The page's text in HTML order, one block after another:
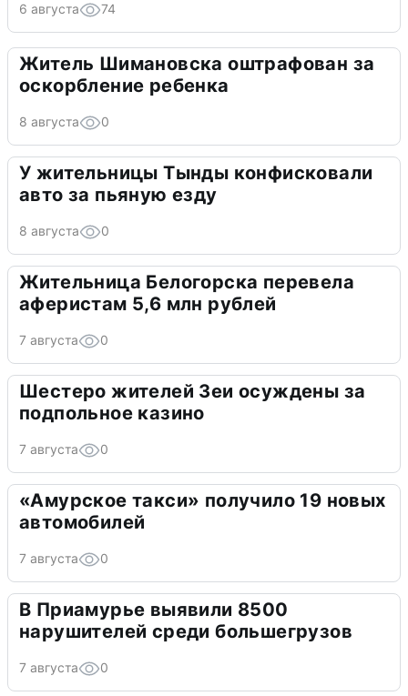
6 августа 74
Житель Шимановска оштрафован за
оскорбление ребенка
8 августа 0
У жительницы Тынды конфисковали
авто за пьяную езду
8 августа 0
Жительница Белогорска перевела
аферистам 5,6 млн рублей
7 августа 0
Шестеро жителей Зеи осуждены за
подпольное казино
7 августа 0
«Амурское такси» получило 19 новых
автомобилей
7 августа 0
В Приамурье выявили 8500
нарушителей среди большегрузов
7 августа 0